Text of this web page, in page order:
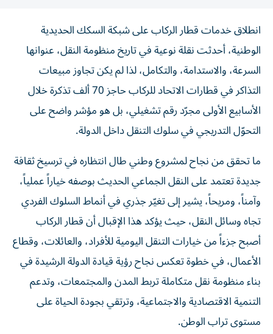
انطلاق خدمات قطار الركاب على شبكة السكك الحديدية
الوطنية، أحدثت نقلة نوعية في تاريخ منظومة النقل، عنوانها
السرعة، والاستدامة، والتكامل، لذا لم يكن تجاوز مبيعات
التذاكر في قطارات الاتحاد للركاب حاجز 70 ألف تذكرة خلال
الأسابيع الأولى مجرّد رقم تشغيلي، بل هو مؤشر واضح على
التحوّل التدريجي في سلوك التنقل داخل الدولة.
ما تحقق من نجاح لمشروع وطني طال انتظاره في ترسيخ ثقافة
جديدة تعتمد على النقل الجماعي الحديث بوصفه خياراً عملياً،
وآمناً، ومريحاً، يشير إلى تغيّر جذري في أنماط السلوك الفردي
تجاه وسائل النقل، حيث يؤكد هذا الإقبال أن قطار الركاب
أصبح جزءاً من خيارات التنقل اليومية للأفراد، والعائلات، وقطاع
الأعمال، في خطوة تعكس نجاح رؤية قيادة الدولة الرشيدة في
بناء منظومة نقل متكاملة تربط المدن والمجتمعات، وتدعم
التنمية الاقتصادية والاجتماعية، وترتقي بجودة الحياة على
مستوى تراب الوطن.